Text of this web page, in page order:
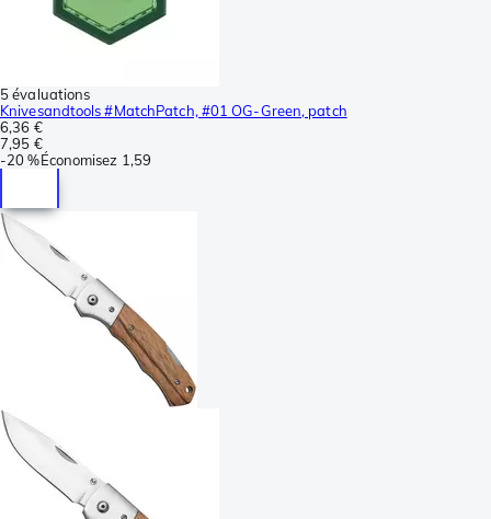
5 évaluations
Knivesandtools #MatchPatch, #01 OG-Green, patch
6,36 €
7,95 €
-20 %Économisez 1,59